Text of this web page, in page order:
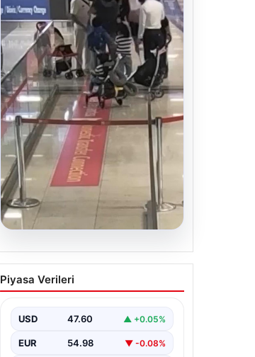
05.08.2026
2 yaşındaki bebeği
Heimlich manevrasıyla
{ “title”: “Hayati Anıttaki
Heimlich Manevrası ile Kurtaran
Piyasa Verileri
USD 47.60 ▲ +0.05%
EUR 54.98 ▼ -0.08%